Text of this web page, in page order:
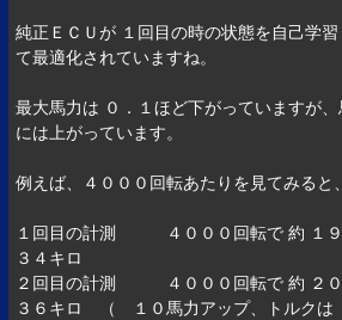
純正ＥＣＵが １回目の時の状態を自己学
て最適化されていますね。
最大馬力は ０．１ほど下がっていますが
には上がっています。
例えば、４０００回転あたりを見てみると、
１回目の計測 ４０００回転で 約 １
３４キロ
２回目の計測 ４０００回転で 約 ２
３６キロ （ １０馬力アップ、トルクは